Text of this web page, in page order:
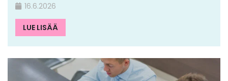
16.6.2026
LUE LISÄÄ